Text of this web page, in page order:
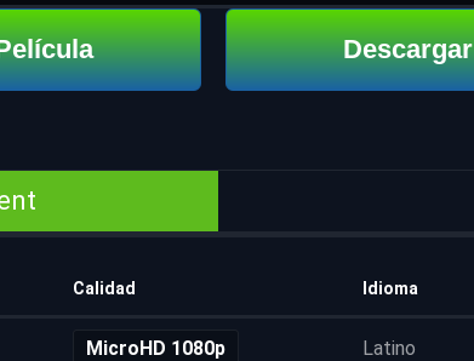
Descargar
Calidad Idioma
MicroHD 1080p Latino